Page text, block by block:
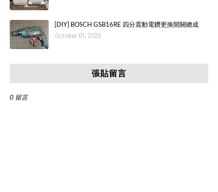
[DIY] BOSCH GSB16RE 四分震動電鑽更換開關總成
October 01, 2025
張貼留言
0 留言